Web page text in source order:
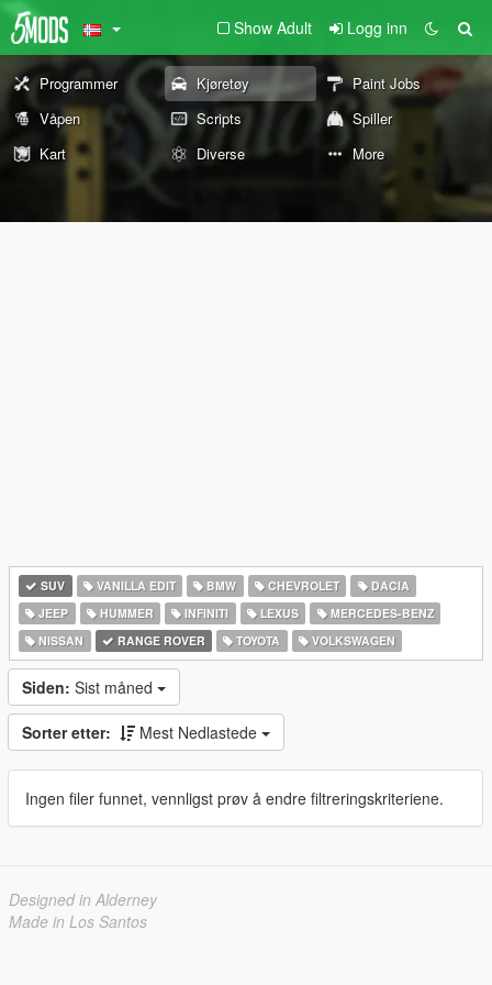
Show Adult Logg inn
Programmer Kjøretøy
Paint Jobs
Våpen
Scripts
Spiller
Kart
Diverse More
SUV VANILLA EDIT BMW CHEVROLET
DACIA
JEEP
HUMMER INFINITI LEXUS
MERCEDES-BENZ
NISSAN
RANGE ROVER TOYOTA VOLKSWAGEN
Siden: Sist måned
Sorter etter: Mest Nedlastede
Ingen filer funnet, vennligst prøv å endre filtreringskriteriene.
Designed in Alderney
Made in Los Santos